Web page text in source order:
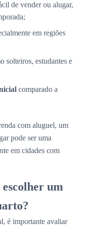
de vender ou alugar,
em regiões
solteiros, estudantes e
comparado a
com aluguel, um
pode ser uma
em cidades com
um
é importante avaliar